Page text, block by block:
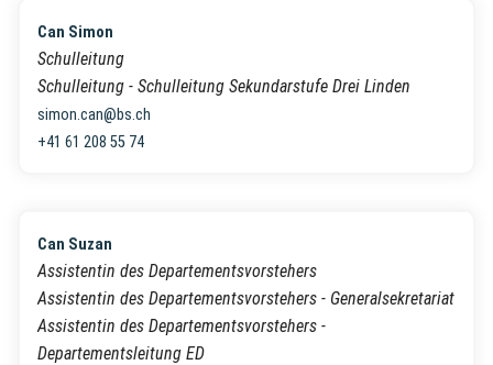
Can Simon
Schulleitung
Schulleitung - Schulleitung Sekundarstufe Drei Linden
simon.can@bs.ch
+41 61 208 55 74
Can Suzan
Assistentin des Departementsvorstehers
Assistentin des Departementsvorstehers - Generalsekretariat
Assistentin des Departementsvorstehers -
Departementsleitung ED